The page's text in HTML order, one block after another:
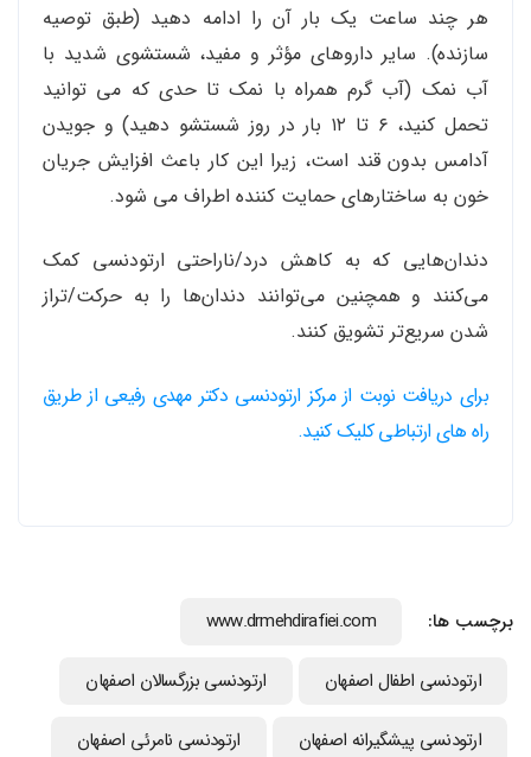
هر چند ساعت یک بار آن را ادامه دهید (طبق توصیه
سازنده). سایر داروهای مؤثر و مفید، شستشوی شدید با
آب نمک (آب گرم همراه با نمک تا حدی که می توانید
تحمل کنید، ۶ تا ۱۲ بار در روز شستشو دهید) و جویدن
آدامس بدون قند است، زیرا این کار باعث افزایش جریان
خون به ساختارهای حمایت کننده اطراف می شود.
دندان‌هایی که به کاهش درد/ناراحتی ارتودنسی کمک
می‌کنند و همچنین می‌توانند دندان‌ها را به حرکت/تراز
شدن سریع‌تر تشویق کنند.
برای دریافت نوبت از مرکز ارتودنسی دکتر مهدی رفیعی از طریق
راه های ارتباطی کلیک کنید.
برچسب ها: www.drmehdirafiei.com
ارتودنسي اطفال اصفهان ارتودنسی بزرگسالان اصفهان
ارتودنسی پیشگیرانه اصفهان ارتودنسی نامرئی اصفهان